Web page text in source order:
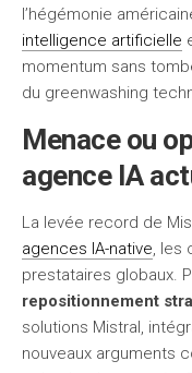
l’hégémonie
intelligence artificielle
momentum sans
du greenwashing
Menace ou
agence IA
La levée record de
agences IA-native, les
prestataires globaux.
repositionnement
solutions Mistral,
nouveaux arguments